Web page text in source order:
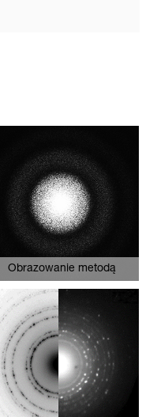
Obrazowanie metodą
dyfrakcyjnej interferometrii
fazowej – komórki krwi